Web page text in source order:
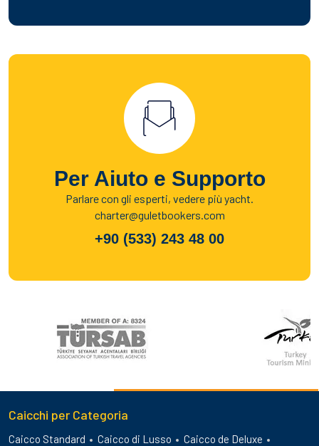
Per Aiuto e Supporto
Parlare con gli esperti, vedere più yacht.
charter@guletbookers.com
+90 (533) 243 48 00
Caicchi per Categoria
Caicco Standard Caicco di Lusso Caicco de Deluxe